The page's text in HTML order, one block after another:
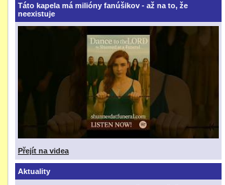
Táto kapela má milióny fanúšikov - až na to, že
neexistuje
Přejít na videa
Aktuality